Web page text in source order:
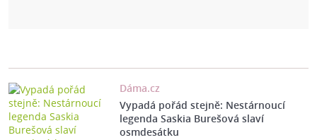
Dáma.cz
Vypadá pořád stejně: Nestárnoucí
legenda Saskia Burešová slaví
osmdesátku